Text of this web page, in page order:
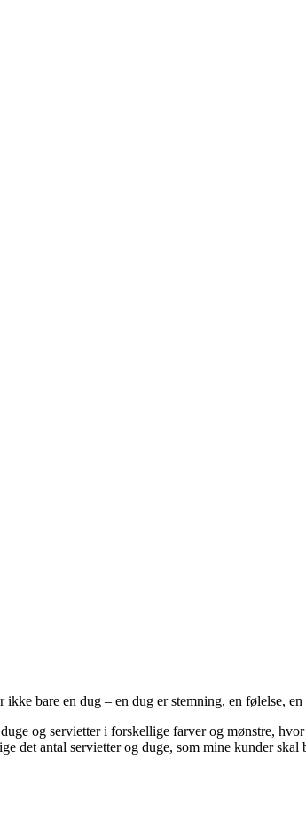
bare en dug – en dug er stemning, en følelse,
og servietter i forskellige farver og mønstre,
det antal servietter og duge, som mine kunder